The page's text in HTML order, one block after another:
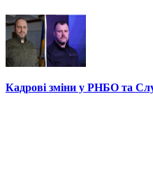
Кадрові зміни у РНБО та